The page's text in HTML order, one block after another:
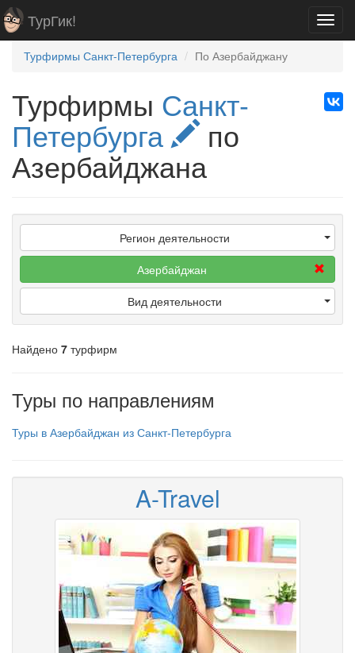
ТурГик!
Турфирмы Санкт-Петербурга По Азербайджану
Турфирмы Санкт-
Петербурга по
Азербайджана
Регион деятельности
Азербайджан
Вид деятельности
Найдено 7 турфирм
Туры по направлениям
Туры в Азербайджан из Санкт-Петербурга
A-Travel